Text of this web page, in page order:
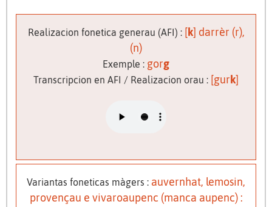
Realizacion fonetica generau (AFI) : [k] darrèr (r),
(n)
Exemple : gorg
Transcripcion en AFI / Realizacion orau : [gur k]
Variantas foneticas màgers : auvernhat, lemosin,
provençau e vivaroaupenc (manca aupenc) :